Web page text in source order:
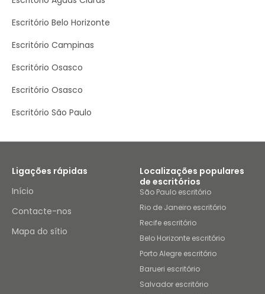
Escritório Belo Horizonte
Escritório Campinas
Escritório Osasco
Escritório Osasco
Escritório São Paulo
Ligações rápidas
Início
Contacte-nos
Mapa do sítio
Localizações populares
de escritórios
São Paulo escritório
Rio de Janeiro escritório
Recife escritório
Belo Horizonte escritório
Porto Alegre escritório
Barueri escritório
Salvador escritório